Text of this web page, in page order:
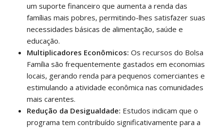
um suporte financeiro que aumenta a renda das
famílias mais pobres, permitindo-lhes satisfazer suas
necessidades básicas de alimentação, saúde e
educação.
Multiplicadores Econômicos: Os recursos do Bolsa
Família são frequentemente gastados em economias
locais, gerando renda para pequenos comerciantes e
estimulando a atividade econômica nas comunidades
mais carentes.
Redução da Desigualdade: Estudos indicam que o
programa tem contribuído significativamente para a